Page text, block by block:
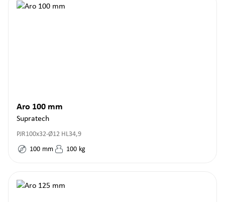
Aro 100 mm
Supratech
PJR100x32-Ø12 HL34,9
100 mm 100 kg